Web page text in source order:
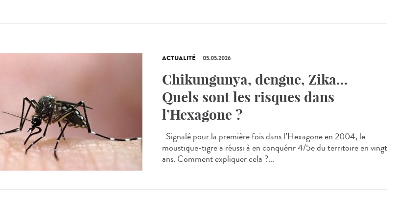
ACTUALITÉ 05.05.2026
Chikungunya, dengue, Zika…
Quels sont les risques dans
l’Hexagone ?
Signalé pour la première fois dans l’Hexagone en 2004, le
moustique-tigre a réussi à en conquérir 4/5e du territoire en vingt
ans. Comment expliquer cela ?...